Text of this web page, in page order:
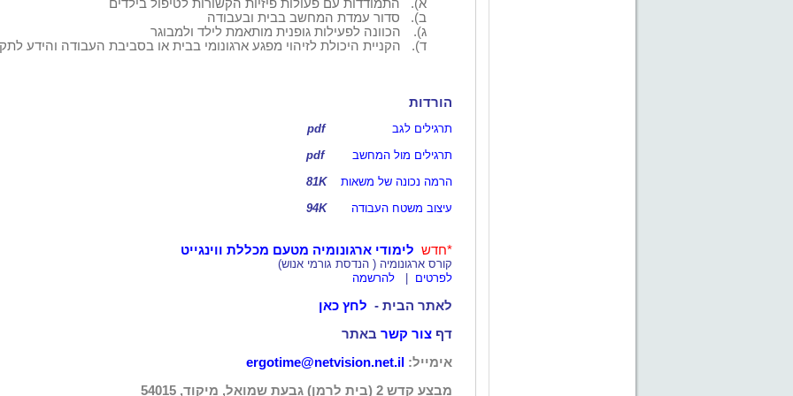
א).
התמודדות עם פעולות פיזיות הקשורות לטיפול בילדים
ב).
סדור עמדת המחשב בבית ובעבודה
ג).
הכוונה לפעילות גופנית מותאמת לילד ולמבוגר
ד).
הקניית היכולת לזיהוי מפגע ארגונומי בבית או בסביבת העבודה והידע
הורדות
תרגילים לגב
pdf
תרגילים מול המחשב
pdf
הרמה נכונהשל משאות
81K
עיצוב משטח העבודה
94K
*חדש לימודי ארגונומיה מטעם מכללת ווינגייט
קורס ארגונומיה ( הנדסת גורמי אנוש)
לפרטים
להרשמה
לאתר הבית - לחץ כאן
דףצור קשר באתר
אימייל: ergotime@netvision.net.il
מבצע קדש 2 (בית לרמן) גבעת שמואל, מיקוד, 54015